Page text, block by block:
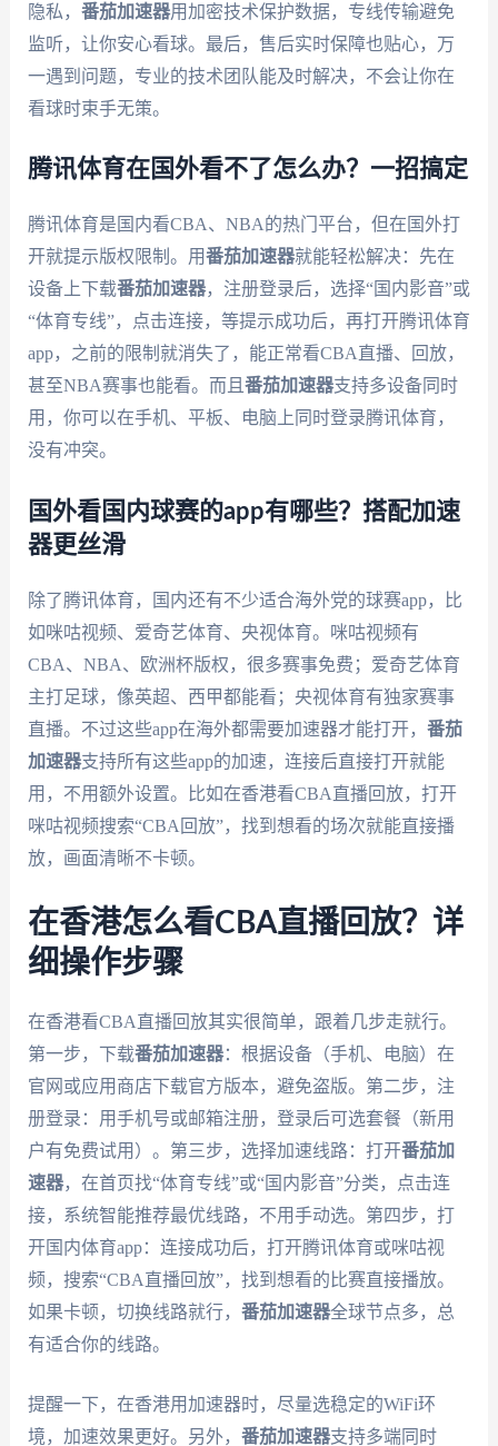
隐私， 番茄加速器用加密技术保护数据，专线传输避免
监听，让你安心看球。最后，售后实时保障也贴心，万
一遇到问题，专业的技术团队能及时解决，不会让你在
看球时束手无策。
腾讯体育在国外看不了怎么办？一招搞定
腾讯体育是国内看CBA、NBA的热门平台，但在国外打
开就提示版权限制。用番茄加速器就能轻松解决：先在
设备上下载番茄加速器，注册登录后，选择“国内影音”或
“体育专线”，点击连接，等提示成功后，再打开腾讯体育
app，之前的限制就消失了，能正常看CBA直播、回放，
甚至NBA赛事也能看。而且 番茄加速器支持多设备同时
用，你可以在手机、平板、电脑上同时登录腾讯体育，
没有冲突。
国外看国内球赛的app有哪些？搭配加速
器更丝滑
除了腾讯体育，国内还有不少适合海外党的球赛app，比
如咪咕视频、爱奇艺体育、央视体育。咪咕视频有
CBA、NBA、欧洲杯版权，很多赛事免费；爱奇艺体育
主打足球，像英超、西甲都能看；央视体育有独家赛事
直播。不过这些app在海外都需要加速器才能打开， 番茄
加速器支持所有这些app的加速，连接后直接打开就能
用，不用额外设置。比如在香港看CBA直播回放，打开
咪咕视频搜索“CBA回放”，找到想看的场次就能直接播
放，画面清晰不卡顿。
在香港怎么看CBA直播回放？详
细操作步骤
在香港看CBA直播回放其实很简单，跟着几步走就行。
第一步，下载番茄加速器：根据设备（手机、电脑）在
官网或应用商店下载官方版本，避免盗版。第二步，注
册登录：用手机号或邮箱注册，登录后可选套餐（新用
户有免费试用）。第三步，选择加速线路：打开番茄加
速器，在首页找“体育专线”或“国内影音”分类，点击连
接，系统智能推荐最优线路，不用手动选。第四步，打
开国内体育app：连接成功后，打开腾讯体育或咪咕视
频，搜索“CBA直播回放”，找到想看的比赛直接播放。
如果卡顿，切换线路就行， 番茄加速器全球节点多，总
有适合你的线路。
提醒一下，在香港用加速器时，尽量选稳定的WiFi环
境，加速效果更好。另外， 番茄加速器支持多端同时